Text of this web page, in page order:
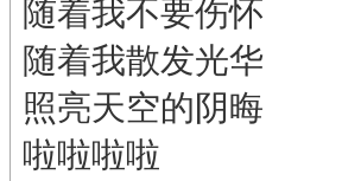
随着我不要伤怀
随着我散发光华
照亮天空的阴晦
啦啦啦啦